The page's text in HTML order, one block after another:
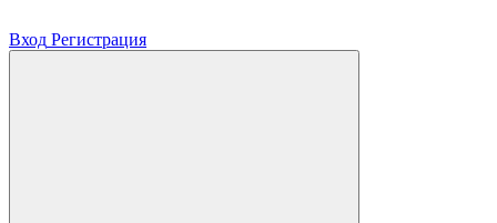
Вход Регистрация